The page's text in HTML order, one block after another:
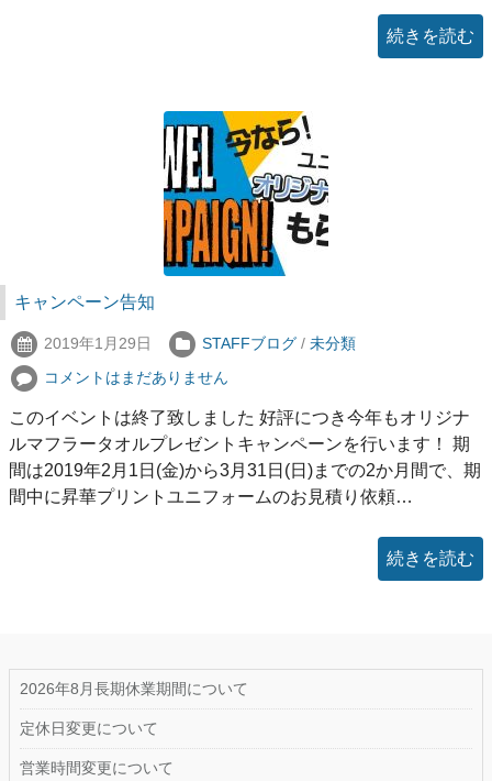
続きを読む
キャンペーン告知
2019年1月29日 STAFFブログ / 未分類
コメントはまだありません
このイベントは終了致しました 好評につき今年もオリジナ
ルマフラータオルプレゼントキャンペーンを行います！ 期
間は2019年2月1日(金)から3月31日(日)までの2か月間で、期
間中に昇華プリントユニフォームのお見積り依頼…
続きを読む
2026年8月長期休業期間について
定休日変更について
営業時間変更について